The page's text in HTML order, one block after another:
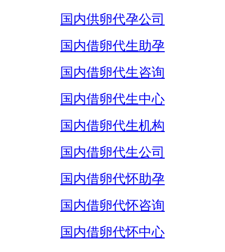
国内供卵代孕公司
国内借卵代生助孕
国内借卵代生咨询
国内借卵代生中心
国内借卵代生机构
国内借卵代生公司
国内借卵代怀助孕
国内借卵代怀咨询
国内借卵代怀中心